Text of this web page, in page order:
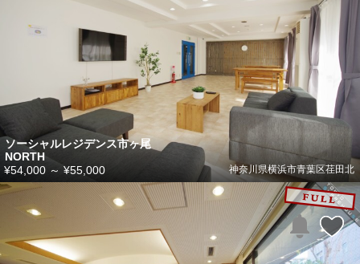
ソーシャルレジデンス市ヶ尾
NORTH
神奈川県横浜市青葉区荏田北
¥54,000 ～ ¥55,000